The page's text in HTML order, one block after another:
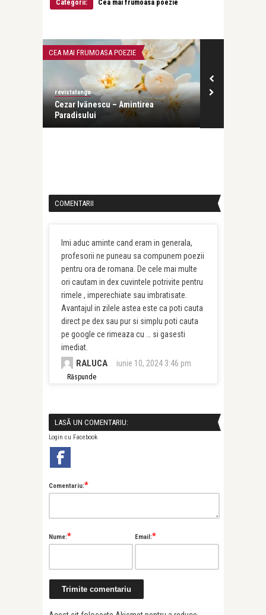
Categorii:
Cea mai frumoasa poezie
CEA MAI FRUMOASA POEZIE
revistatango
Cezar Ivănescu – Amintirea
Paradisului
COMENTARII
Imi aduc aminte cand eram in generala,
profesorii ne puneau sa compunem poezii
pentru ora de romana. De cele mai multe
ori cautam in dex cuvintele potrivite pentru
rimele , imperechiate sau imbratisate.
Avantajul in zilele astea este ca poti cauta
direct pe dex sau pur si simplu poti cauta
pe google ce rimeaza cu … si gasesti
imediat.
RALUCA iunie 10, 2024 3:46 pm
Răspunde
LASĂ UN COMENTARIU:
Login cu Facebook
Comentariu:*
Nume:* Email:*